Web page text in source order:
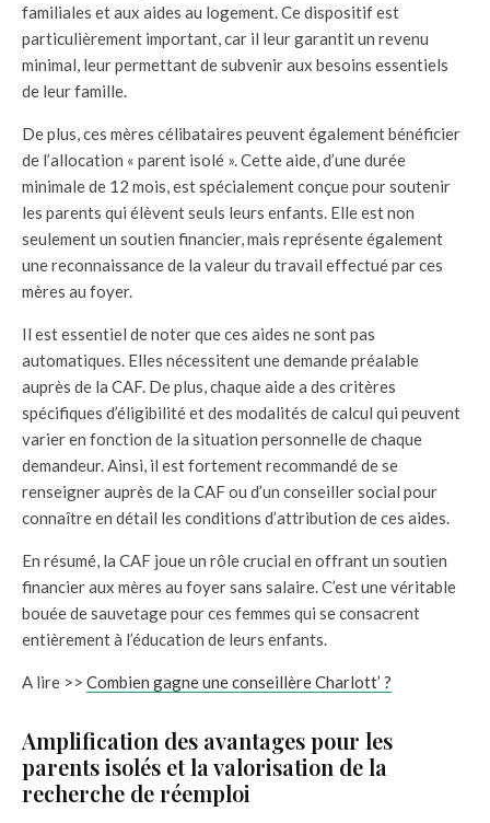
familiales et aux aides au logement. Ce dispositif est
particulièrement important, car il leur garantit un revenu
minimal, leur permettant de subvenir aux besoins essentiels
de leur famille.
De plus, ces mères célibataires peuvent également bénéficier
de l’allocation « parent isolé ». Cette aide, d’une durée
minimale de 12 mois, est spécialement conçue pour soutenir
les parents qui élèvent seuls leurs enfants. Elle est non
seulement un soutien financier, mais représente également
une reconnaissance de la valeur du travail effectué par ces
mères au foyer.
Il est essentiel de noter que ces aides ne sont pas
automatiques. Elles nécessitent une demande préalable
auprès de la CAF. De plus, chaque aide a des critères
spécifiques d’éligibilité et des modalités de calcul qui peuvent
varier en fonction de la situation personnelle de chaque
demandeur. Ainsi, il est fortement recommandé de se
renseigner auprès de la CAF ou d’un conseiller social pour
connaître en détail les conditions d’attribution de ces aides.
En résumé, la CAF joue un rôle crucial en offrant un soutien
financier aux mères au foyer sans salaire. C’est une véritable
bouée de sauvetage pour ces femmes qui se consacrent
entièrement à l’éducation de leurs enfants.
A lire >> Combien gagne une conseillère Charlott’ ?
Amplification des avantages pour les
parents isolés et la valorisation de la
recherche de réemploi